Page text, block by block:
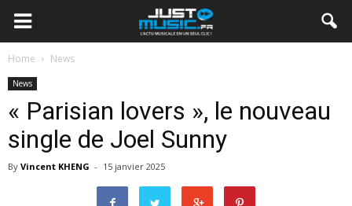
Home News
News
« Parisian lovers », le nouveau
single de Joel Sunny
By Vincent KHENG - 15 janvier 2025